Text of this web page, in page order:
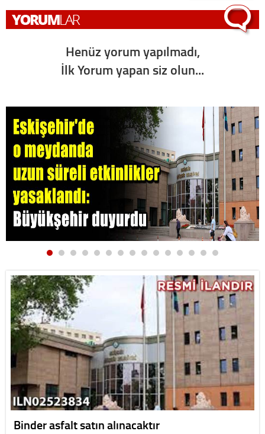
Henüz yorum yapılmadı,
İlk Yorum yapan siz olun...
Binder asfalt satın alınacaktır